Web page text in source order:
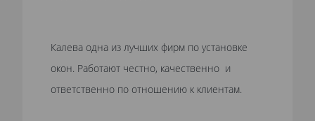
Калева одна из лучших фирм по установке
окон. Работают честно, качественно и
ответственно по отношению к клиентам.